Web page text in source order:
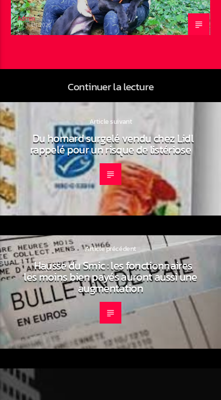
Admin
19 JUIN 2026
Continuer la lecture
Article suivant
Du homard surgelé vendu chez Lidl
rappelé pour un risque de listériose
Article précédent
Hausse du Smic : les fonctionnaires
les moins bien payés auront aussi une
augmentation